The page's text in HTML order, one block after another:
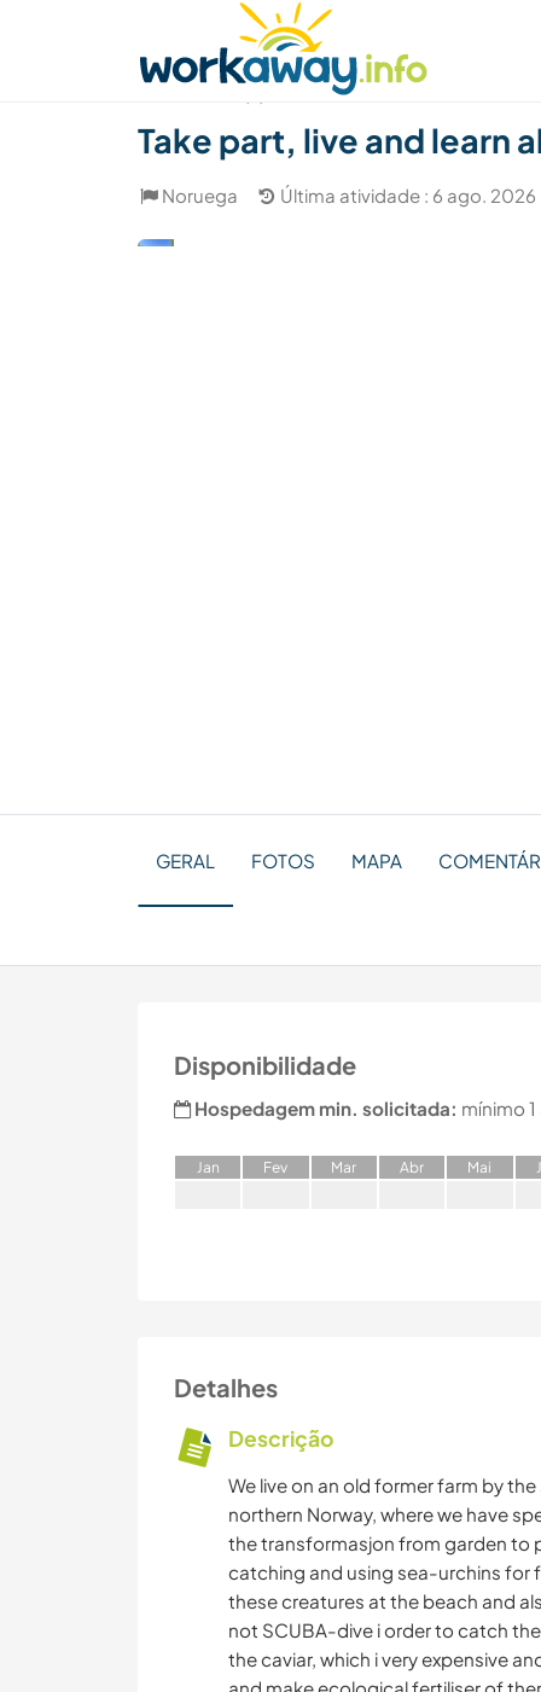
Achar anfitrião Parceiro de viagem
Take part, live and learn
Noruega Última atividade : 6 ago. 2026
GERAL FOTOS MAPA
Disponibilidade
Hospedagem min. solicitada: mínimo
Jan Fev Mar Abr Mai J
Detalhes
Descrição
We live on an old former farm by
northern Norway, where we have
the transformasjon from garden to
catching and using sea-urchins for
these creatures at the beach and
not SCUBA-dive i order to catch
the caviar, which i very expensive